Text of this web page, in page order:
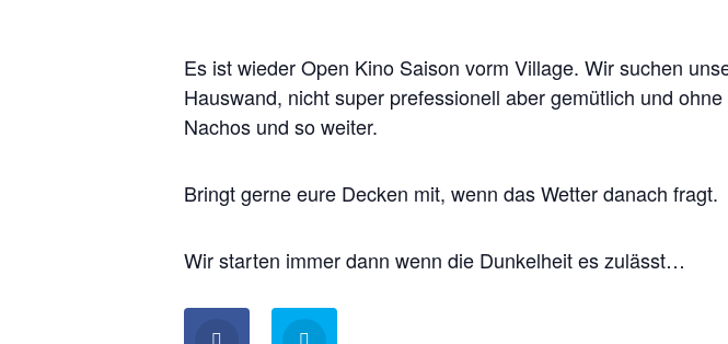
Es ist wieder Open Kino Saison vorm Village. Wir suchen
Hauswand, nicht super prefessionell aber gemütlich und
Nachos und so weiter.
Bringt gerne eure Decken mit, wenn das Wetter danach fragt.
Wir starten immer dann wenn die Dunkelheit es zulässt…